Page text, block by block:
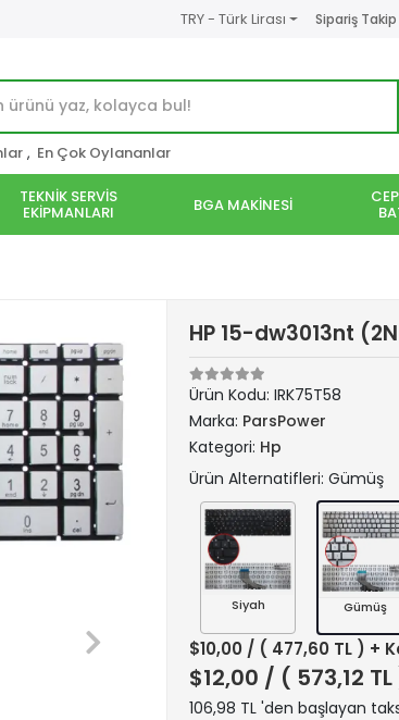
TRY - Türk Lirası Sipariş Takip
, En Çok Oylananlar
TEKNİK SERVİS
EKİPMANLARI BGA MAKİNESİ
HP 15-dw3013nt
Ürün Kodu: IRK75T58
Marka: ParsPower
Kategori: Hp
Ürün Alternatifleri: Gümüş
Siyah Gümüş
$10,00 / ( 477,60 TL ) +
$12,00 / ( 573,12
106,98 TL 'den başlayan